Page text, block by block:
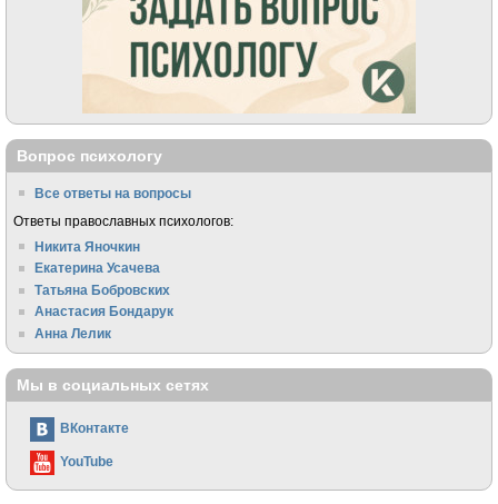
Вопрос психологу
Все ответы на вопросы
Ответы православных психологов:
Никита Яночкин
Екатерина Усачева
Татьяна Бобровских
Анастасия Бондарук
Анна Лелик
Мы в социальных сетях
ВКонтакте
YouTube